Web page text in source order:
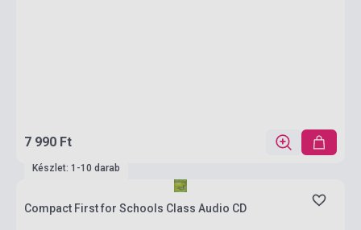
7 990 Ft
Készlet: 1-10 darab
Compact First for Schools Class Audio CD